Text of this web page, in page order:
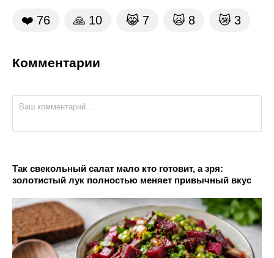
❤️ 76 🙏 10 😹 7 🙀 8 😿 3
Комментарии
Так свекольный салат мало кто готовит, а зря:
золотистый лук полностью меняет привычный вкус